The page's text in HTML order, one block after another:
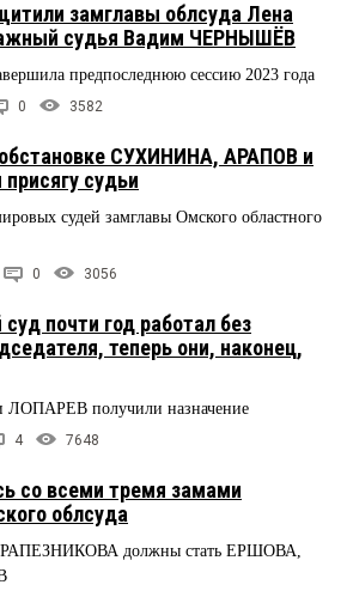
замглавы облсуда Лена
судья Вадим ЧЕРНЫШЁВ
предпоследнюю сессию 2023 года
0 3582
СУХИНИНА, АРАПОВ и
судьи
судей замглавы Омского областного
0 3056
почти год работал без
теперь они, наконец,
получили назначение
4 7648
со всеми тремя замами
облсуда
ТРАПЕЗНИКОВА должны стать ЕРШОВА,